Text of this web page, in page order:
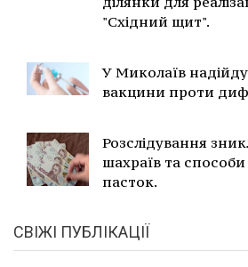
"Східний щит".
У Миколаїв
вакцини проти
Розслідування
шахраїв та
пасток.
СВІЖІ ПУБЛІКАЦІЇ